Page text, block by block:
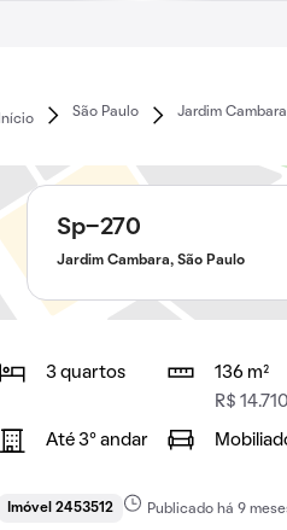
Início
São Paulo Jardim Cambara
Sp-270
Jardim Cambara, São Paulo
3 quartos
136 m²
R$
Até 3° andar
Imóvel 2453512 Publicado há 9